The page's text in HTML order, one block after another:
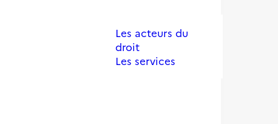
Les acteurs du
droit
Les services